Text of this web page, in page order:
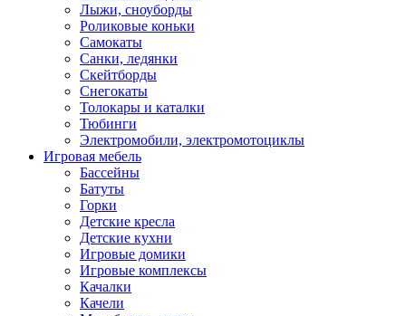
Лыжи, сноуборды
Роликовые коньки
Самокаты
Санки, ледянки
Скейтборды
Снегокаты
Толокары и каталки
Тюбинги
Электромобили, электромотоциклы
Игровая мебель
Бассейны
Батуты
Горки
Детские кресла
Детские кухни
Игровые домики
Игровые комплексы
Качалки
Качели